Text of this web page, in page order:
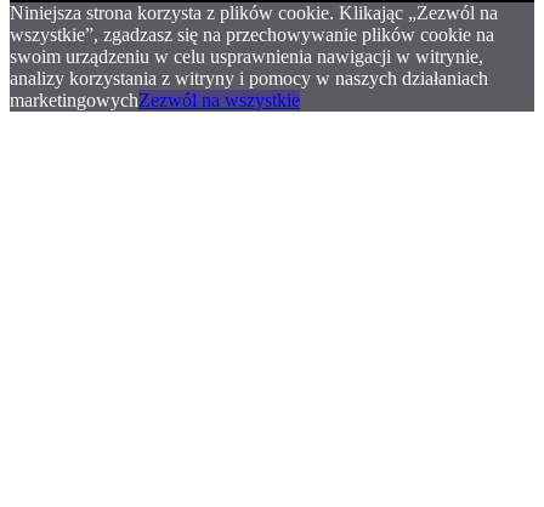
Niniejsza strona korzysta z plików cookie. Klikając „Zezwól na
wszystkie”, zgadzasz się na przechowywanie plików cookie na
swoim urządzeniu w celu usprawnienia nawigacji w witrynie,
analizy korzystania z witryny i pomocy w naszych działaniach
marketingowychZezwól na wszystkie